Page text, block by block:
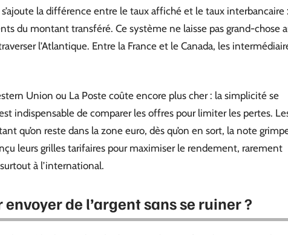
la différence entre le taux affiché et le taux interbancaire :
du montant transféré. Ce système ne laisse pas grand-chose
l’Atlantique. Entre la France et le Canada, les
Union ou La Poste coûte encore plus cher : la simplicité se
indispensable de comparer les offres pour limiter les pertes.
qu’on reste dans la zone euro, dès qu’on en sort, la note
leurs grilles tarifaires pour maximiser le rendement, rarement
à l’international.
de l’argent sans se ruiner ?